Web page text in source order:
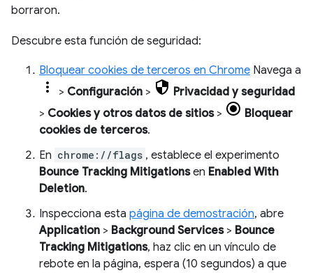
borraron.
Descubre esta función de seguridad:
Bloquear cookies de terceros en Chrome Navega a
> Configuración >
Privacidad y seguridad
> Cookies y otros datos de sitios>
Bloquear
cookies de terceros.
En chrome://flags , establece el experimento
Bounce Tracking Mitigationsen Enabled With
Deletion.
Inspecciona esta página de demostración, abre
Application > Background Services> Bounce
Tracking Mitigations, haz clic en un vínculo de
rebote en la página, espera (10 segundos) a que